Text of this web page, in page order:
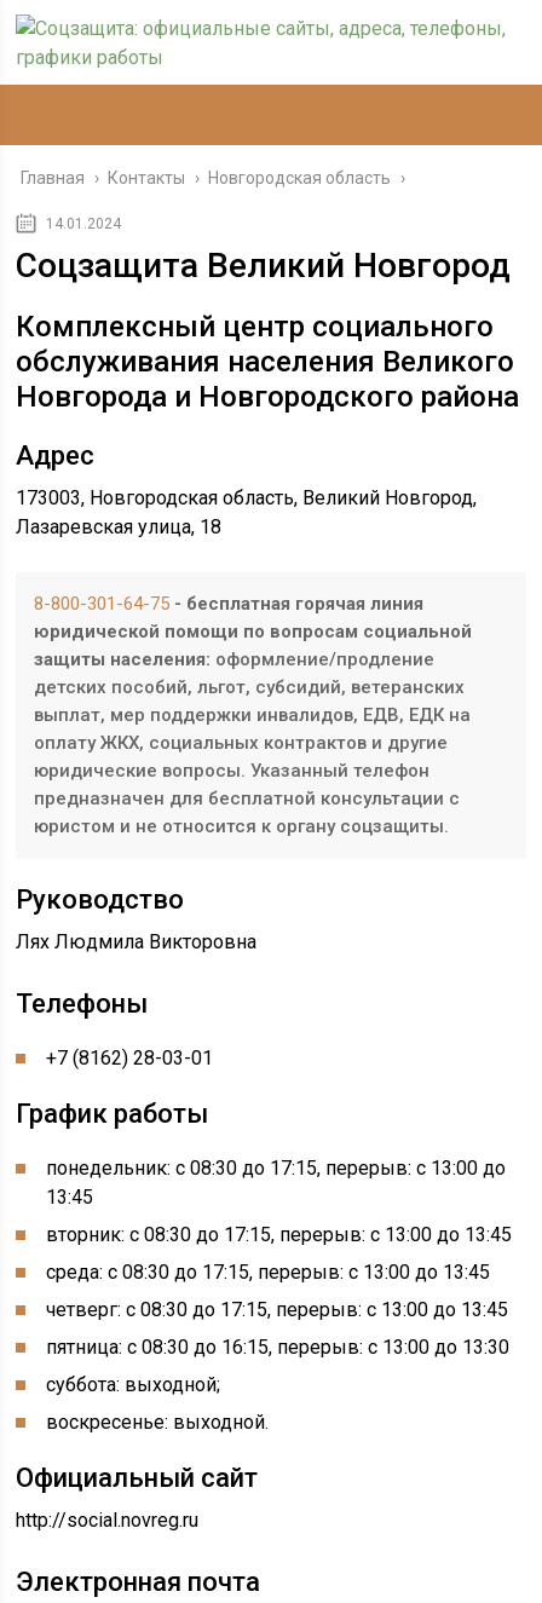
Главная › Контакты › Новгородская область ›
14.01.2024
Соцзащита Великий Новгород
Комплексный центр социального
обслуживания населения Великого
Новгорода и Новгородского района
Адрес
173003, Новгородская область, Великий Новгород,
Лазаревская улица, 18
8-800-301-64-75 - бесплатная горячая линия
юридической помощи по вопросам социальной
защиты населения: оформление/продление
детских пособий, льгот, субсидий, ветеранских
выплат, мер поддержки инвалидов, ЕДВ, ЕДК на
оплату ЖКХ, социальных контрактов и другие
юридические вопросы. Указанный телефон
предназначен для бесплатной консультации с
юристом и не относится к органу соцзащиты.
Руководство
Лях Людмила Викторовна
Телефоны
+7 (8162) 28-03-01
График работы
понедельник: с 08:30 до 17:15, перерыв: с 13:00 до
13:45
вторник: с 08:30 до 17:15, перерыв: с 13:00 до 13:45
среда: с 08:30 до 17:15, перерыв: с 13:00 до 13:45
четверг: с 08:30 до 17:15, перерыв: с 13:00 до 13:45
пятница: с 08:30 до 16:15, перерыв: с 13:00 до 13:30
суббота: выходной;
воскресенье: выходной.
Официальный сайт
http://social.novreg.ru
Электронная почта